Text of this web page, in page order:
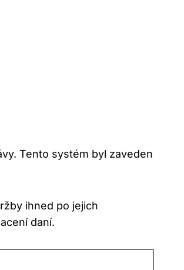
Tento systém byl zaveden
ihned po jejich
daní.